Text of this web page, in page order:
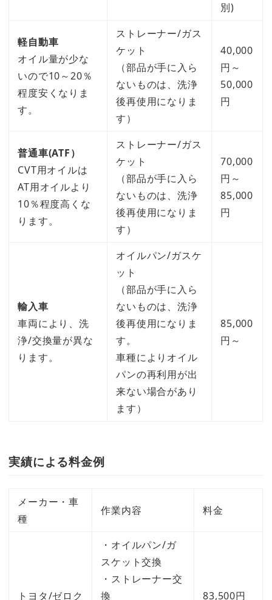
別)
軽自動車
オイル量が少な
いので10～20％
程度安くなりま
す。
ストレーナー/ガス
ケット
（部品が手に入ら
ないものは、洗浄
後再使用になりま
す）
40,000
円～
50,000
円
普通車(ATF）
CVT用オイルは
AT用オイルより
10％程度高くな
ります。
ストレーナー/ガス
ケット
（部品が手に入ら
ないものは、洗浄
後再使用になりま
す）
70,000
円～
85,000
円
輸入車
車両により、洗
浄/交換量が異な
ります。
オイルパン/ガスケ
ット
（部品が手に入ら
ないものは、洗浄
後再使用になりま
す。
車種によりオイル
パンの再利用が出
来ない場合があり
ます）
85,000
円～
実績による料金例
メーカー・車
種
作業内容 料金
トヨタ/ゼロク
・オイルパン/ガ
スケット交換
・ストレーナー交
換
83,500円